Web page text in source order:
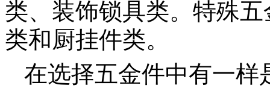
类、装饰锁具类。特殊
类和厨挂件类。
在选择五金件中有一样